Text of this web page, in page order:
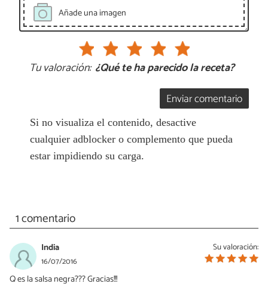
Añade una imagen
Tu valoración: ¿Qué te ha parecido la receta?
Enviar comentario
Si no visualiza el contenido, desactive
cualquier adblocker o complemento que pueda
estar impidiendo su carga.
1 comentario
Su valoración:
India
16/07/2016
Q es la salsa negra??? Gracias!!!